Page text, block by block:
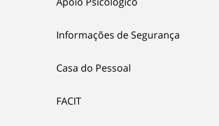
Informações de Segurança
Casa do Pessoal
FACIT